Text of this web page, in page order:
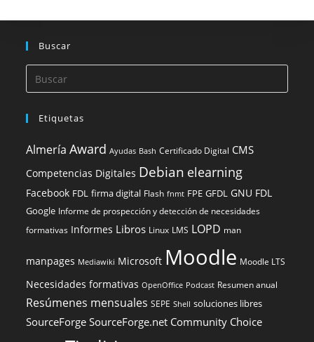
Buscar
Etiquetas
Almería Award Ayudas Bash Certificado Digital CMS
Competencias Digitales Debian elearning
Facebook FDL firma digital Flash fnmt FPE GFDL GNU FDL
Google Informe de prospección y detección de necesidades
formativas Informes Libros Linux LMS LOPD man
manpages Mediawiki Microsoft Moodle Moodle LTS
Necesidades formativas OpenOffice Podcast Resumen anual
Resúmenes mensuales SEPE Shell soluciones libres
SourceForge SourceForge.net Community Choice